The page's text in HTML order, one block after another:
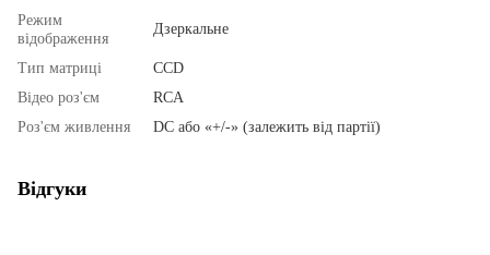
Режим
відображення
Дзеркальне
Тип матриці
ССD
Відео роз'єм
RCA
Роз'єм живлення
DC або «+/-» (залежить від партії)
Відгуки